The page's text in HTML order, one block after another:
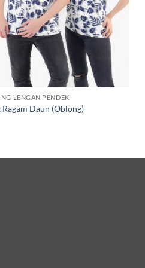
LENGAN PENDEK
Daun (Oblong)